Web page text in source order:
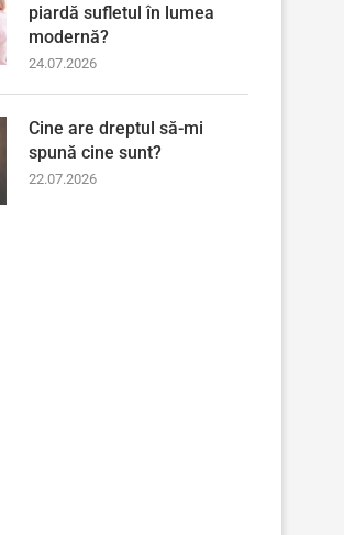
piardă sufletul în lumea
modernă?
24.07.2026
Cine are dreptul să-mi
spună cine sunt?
22.07.2026